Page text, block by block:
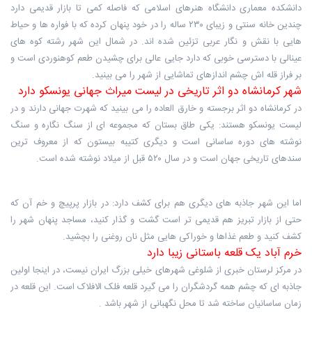
دانشکده معماری دانشگاه هنرهای اسلامی که فاصله کمی تا بازار قدیمی دارد
چندین خانه سنتی و زیبای ۲۳۰ ساله را در خود پنهان کرده که با فواره ها و حیاط
هایی با نقش و نگار عربی تزئین شده اند. در شمال این شهر رشته کوه های
عینالی با دسترسی خوبی که دارد جایی عالی برای چشیدن طعم کوهنوردی است و
بر فراز قله اش چشم اندازهای تماشایی از شهر را می بینید.
شهر کرمانشاه دو اثر تاریخی در لیست میراث جهانی یونسکو دارد
در کرمانشاه دو اثر برجسته و خارق العاده را می بینید که شهرت جهانی دارند و در
لیست یونسکو هستند: یکی طاق بستان که مجموعه ای از سنگ نگاره و سنگ
نوشته های دوره ساسانی است و دیگری کتیبه بیستون که از معروف ترین
سندهای تاریخی جهان است و در سال ۵۲۰ قبل از میلاد نوشته شده است.
اما این شهر جاذبه های دیگری هم برای کشف دارد: در بازار پرپیچ و خم آن که
حتی از بازار تبریز هم قدیمی تر است گشت و گذار کنید، مساجد پنهان شهر را
کشف کنید و طعم غذاها و خوراکی هایی مثل نان روغنی را بچشید.
خرم آباد یک قلعه باستانی زیبا دارد
در مرکز لرستان خبری از شلوغی شهرهای خیلی بزرگ ایران نیست، در اینجا اولین
جاذبه ای که چشم همه گردشگران را می گیرد قلعه فلک الافلاک است. این قلعه در
زمان ساسانیان ساخته شد تا محل نگهبانی از شهر باشد .